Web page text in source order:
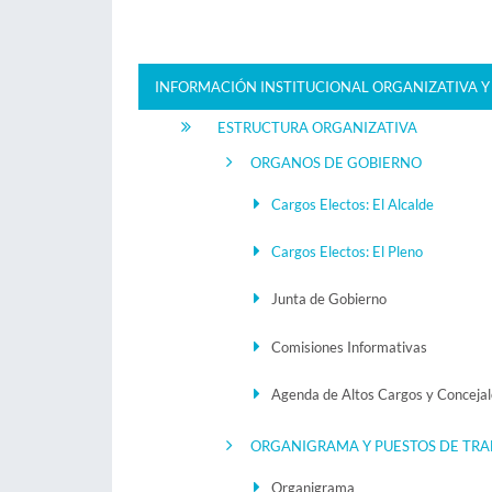
INFORMACIÓN INSTITUCIONAL ORGANIZATIVA
ESTRUCTURA ORGANIZATIVA
ORGANOS DE GOBIERNO
Cargos Electos: El Alcalde
Cargos Electos: El Pleno
Junta de Gobierno
Comisiones Informativas
Agenda de Altos Cargos y
ORGANIGRAMA Y PUESTOS DE
Organigrama